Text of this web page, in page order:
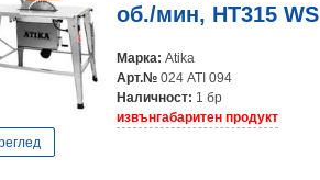
об./мин, HT315 WS
Марка: Atika
Арт.№ 024 ATI 094
Наличност: 1 бр
извънгабаритен продукт